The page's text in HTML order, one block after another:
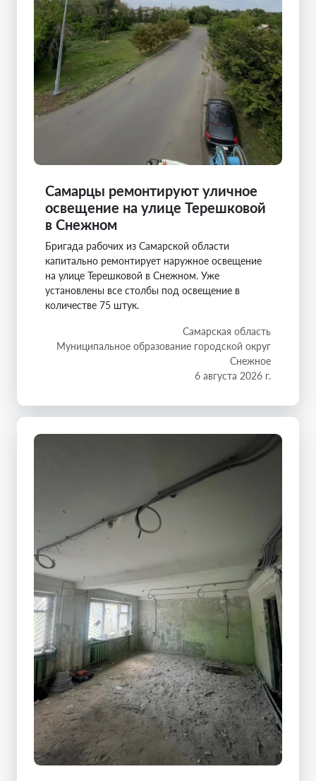
Самарцы ремонтируют уличное
освещение на улице Терешковой
в Снежном
Бригада рабочих из Самарской области
капитально ремонтирует наружное освещение
на улице Терешковой в Снежном. Уже
установлены все столбы под освещение в
количестве 75 штук.
Самарская область
Муниципальное образование городской округ
Снежное
6 августа 2026 г.